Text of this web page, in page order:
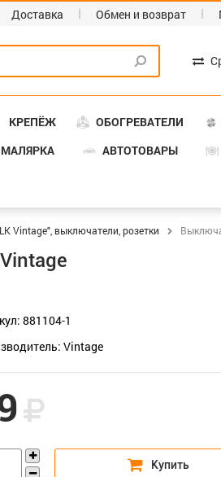
Доставка Обмен и возврат
КРЕПЁЖ ОБОГРЕВАТЕЛИ
МАЛЯРКА АВТОТОВАРЫ
Vintage", выключатели, розетки
881104-1
Vintage